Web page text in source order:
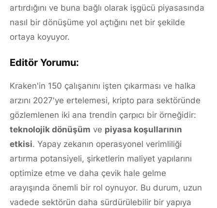
artırdığını ve buna bağlı olarak işgücü piyasasında
nasıl bir dönüşüme yol açtığını net bir şekilde
ortaya koyuyor.
Editör Yorumu:
Kraken'in 150 çalışanını işten çıkarması ve halka
arzını 2027'ye ertelemesi, kripto para sektöründe
gözlemlenen iki ana trendin çarpıcı bir örneğidir:
teknolojik dönüşüm ve piyasa koşullarının
etkisi. Yapay zekanın operasyonel verimliliği
artırma potansiyeli, şirketlerin maliyet yapılarını
optimize etme ve daha çevik hale gelme
arayışında önemli bir rol oynuyor. Bu durum, uzun
vadede sektörün daha sürdürülebilir bir yapıya